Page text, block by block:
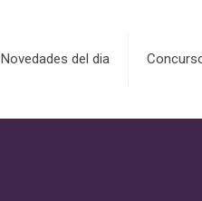
Novedades del dia